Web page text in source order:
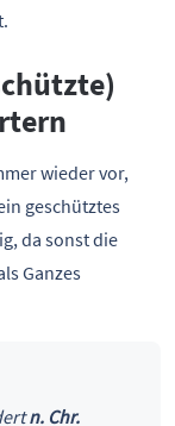
wieder vor,
geschütztes
da sonst die
Ganzes
n. Chr.